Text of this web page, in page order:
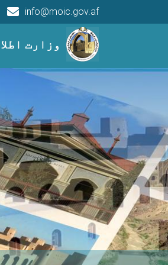
وزارت
info@moic.gov.af
navigation